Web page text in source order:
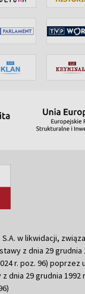
w likwidacji,
z dnia 29 grudnia
r. poz. 96) poprzez
dnia 29 grudnia 1992